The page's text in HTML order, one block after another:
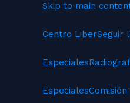
Skip to main
Centro LiberSeguir
Especiales
Especiales